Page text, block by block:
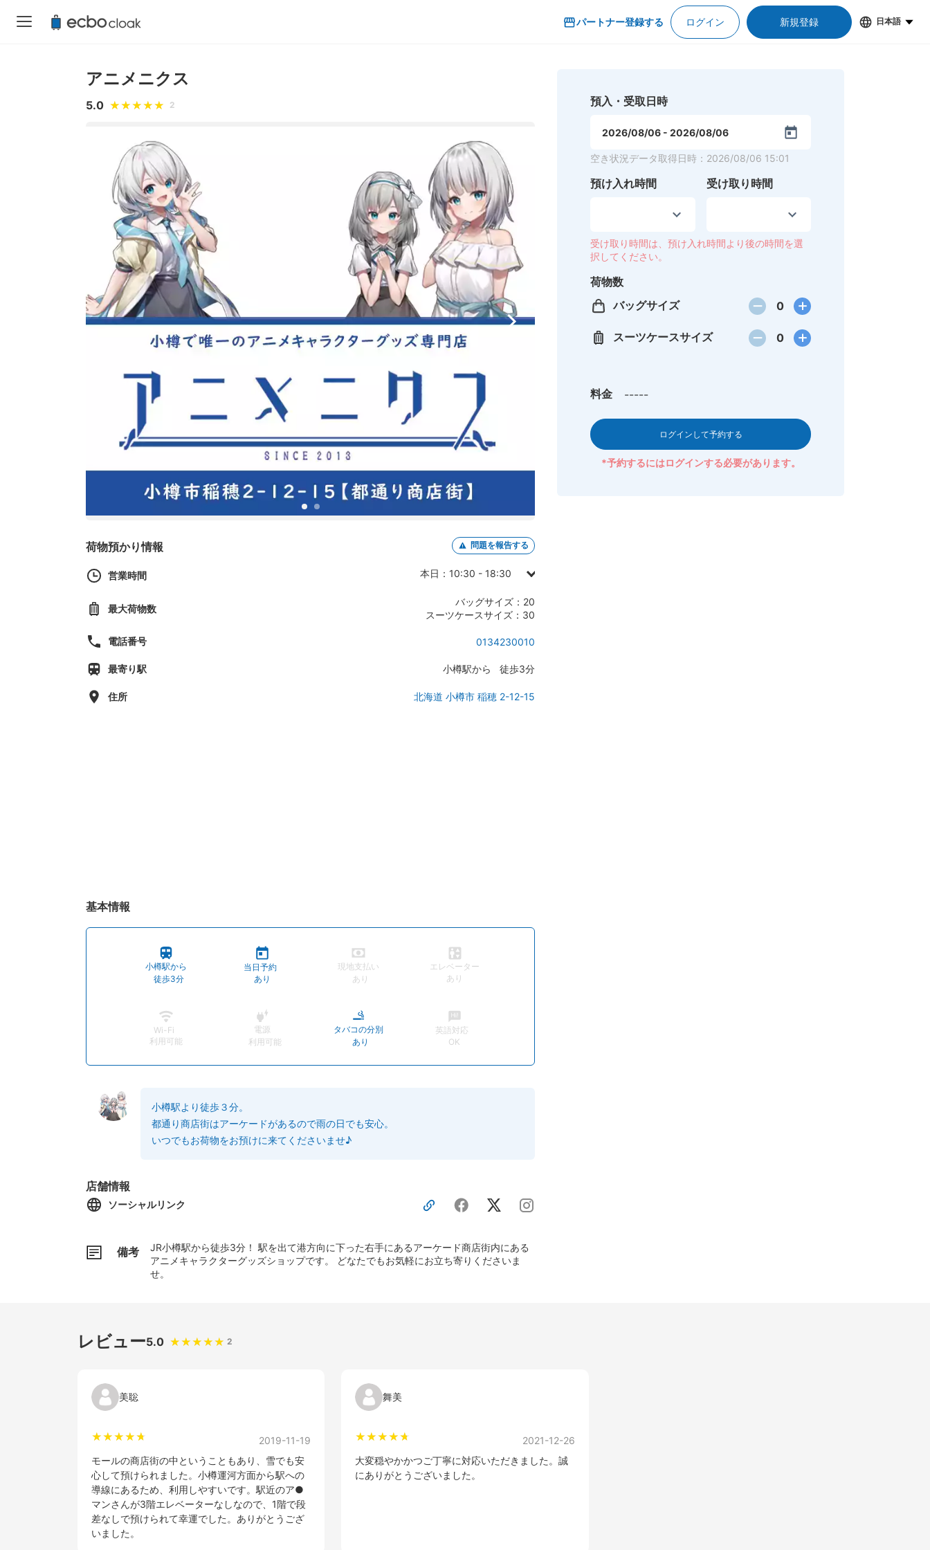
パートナー登録する ログイン 新規登録 日本語
アニメニクス
5.0 2
荷物預かり情報 問題を報告する
営業時間
本日：10:30 - 18:30
月曜日：10:30 - 18:30
木曜日：10:30 - 18:30
金曜日：10:30 - 18:30
最大荷物数
バッグサイズ：20
スーツケースサイズ：30
電話番号 0134230010
最寄り駅 小樽駅から 徒歩3分
住所 北海道 小樽市 稲穂 2-12-15
基本情報
小樽駅から
徒歩3分
当日予約
あり
現地支払い
あり
エレベーター
あり
Wi-Fi
利用可能
電源
利用可能
タバコの分別
あり
英語対応
OK
小樽駅より徒歩３分。
都通り商店街はアーケードがあるので雨の日でも安心。
いつでもお荷物をお預けに来てくださいませ♪
店舗情報
ソーシャルリンク
備考
JR小樽駅から徒歩3分！ 駅を出て港方向に下った右手にあるアーケード商店街内にある
アニメキャラクターグッズショップです。 どなたでもお気軽にお立ち寄りくださいま
せ。
預入・受取日時
2026/08/06 - 2026/08/06
空き状況データ取得日時 ： 2026/08/06 15:01
預け入れ時間 受け取り時間
受け取り時間は、預け入れ時間より後の時間を選
択してください。
荷物数
バッグサイズ
0
スーツケースサイズ 0
料金 -----
ログインして予約する
*予約するにはログインする必要があります。
レビュー5.0 2
美聡
2019-11-19
モールの商店街の中ということもあり、雪でも安
心して預けられました。小樽運河方面から駅への
導線にあるため、利用しやすいです。駅近のア●
マンさんが3階エレベーターなしなので、1階で段
差なしで預けられて幸運でした。ありがとうござ
いました。
舞美
2021-12-26
大変穏やかかつご丁寧に対応いただきました。誠
にありがとうございました。